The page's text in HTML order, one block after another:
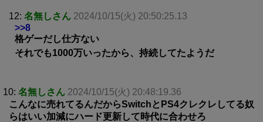
12: 名無しさん 2024/10/15(火) 20:50:25.13
>>8
格ゲーだし仕方ない
それでも1000万いったから、持続してたようだ
10: 名無しさん 2024/10/15(火) 20:48:19.36
こんなに売れてるんだからSwitchとPS4クレクレしてる奴
らはいい加減にハード更新して時代に合わせろ